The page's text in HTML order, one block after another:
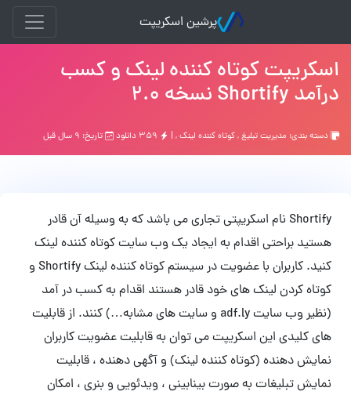
پرشین اسکریپت
اسکریپت کوتاه کننده لینک و کسب
درآمد Shortify نسخه 2.0
دسته بندی: مدیریت تبلیغ,کوتاه کننده لینک, | تاریخ: ۹ سال قبل
Shortify نام اسکریپتی تجاری می باشد که به وسیله آن قادر
هستید براحتی اقدام به ایجاد یک وب سایت کوتاه کننده لینک
کنید. کاربران با عضویت در سیستم کوتاه کننده لینک Shortify و
کوتاه کردن لینک های خود قادر هستند اقدام به کسب در آمد
(نظیر وب سایت adf.ly و سایت های مشابه…) کنند. از قابلیت
های کلیدی این اسکریپت می توان به قابلیت عضویت کاربران
نمایش دهنده (کوتاه کننده لینک) و آگهی دهنده ، قابلیت
نمایش تبلیغات به صورت بینابینی ، ویدئویی و بنری ، امکان